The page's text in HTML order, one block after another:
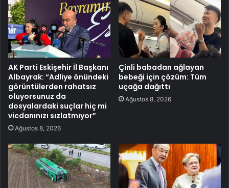
AK Parti Eskişehir İl Başkanı
Albayrak: “Adliye önündeki
görüntülerden rahatsız
oluyorsunuz da
dosyalardaki suçlar hiç mi
vicdanınızı sızlatmıyor”
Ağustos 8, 2026
Çinli babadan ağlayan
bebeği için çözüm: Tüm
uçağa dağıttı
Ağustos 8, 2026